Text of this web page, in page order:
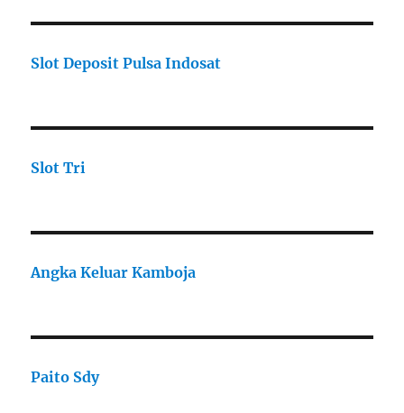
Slot Deposit Pulsa Indosat
Slot Tri
Angka Keluar Kamboja
Paito Sdy